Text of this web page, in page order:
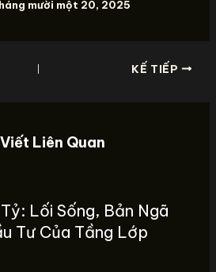
mười một 20, 2025
KẾ TIẾP
Liên Quan
Lối Sống, Bản Ngã
Tư Của Tầng Lớp